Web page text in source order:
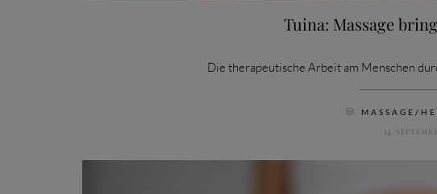
Tuina: Massage
Die therapeutische Arbeit am Menschen

MASSAGE/
14.